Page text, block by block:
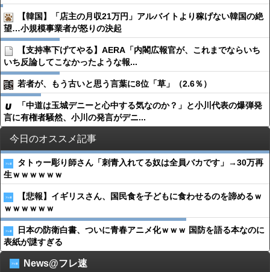
【韓国】「店主の月収21万円」アルバイトより稼げない韓国の絶
望…小規模事業者が怒りの決起
【支持率下げてやる】AERA「内閣広報官が、これまでならいち
いち反論してこなかったような報...
若者が、もう古いと思う言葉に8位「草」（2.6％）
「中道は玉城デニーと心中する気なのか？」と小川代表の爆弾発
言に有権者騒然、小川の発言がデニ...
今日のオススメ記事
タトゥー彫り師さん「刺青入れてる奴は全員バカです」→30万再
生ｗｗｗｗｗｗ
【悲報】イギリスさん、国民食を子どもに食わせるのを諦めるｗ
ｗｗｗｗｗｗ
日本の防衛白書、ついに青春アニメ化ｗｗｗ 国防を語る本なのに
表紙が謎すぎる
News@フレ速